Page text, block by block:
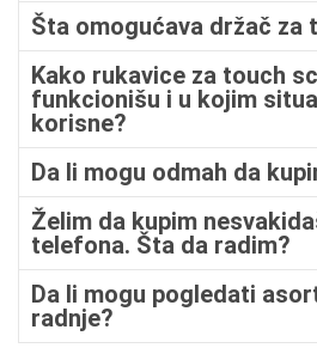
Šta omogućava držač za
Kako rukavice za touch
funkcionišu i u kojim
korisne?
Da li mogu odmah da
Želim da kupim
telefona. Šta da radim?
Da li mogu pogledati
radnje?